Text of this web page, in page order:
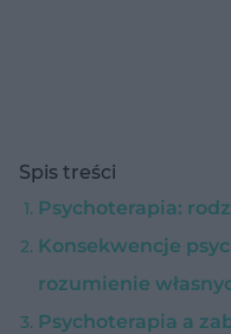
Spis treści
Psychoterapia:
Konsekwencje
rozumienie
Psychoterapia a